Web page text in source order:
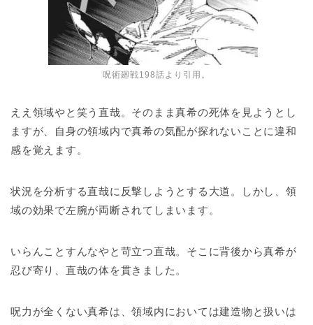
呪術廻戦198話より引用。
ええ領域やと笑う直哉。そのまま真希の死体を見ようとし
ますが、自身の領域内で真希の気配が探れないことに違和
感を覚えます。
状況を分析する直哉に反撃しようとする大道。しかし、領
域の効果で左腕が両断されてしまいます。
いらんことすんなやと苛立つ直哉。そこに背後から真希が
忍び寄り、直哉の体を貫きました。
呪力が全くない真希は、領域内においては建造物と扱いは